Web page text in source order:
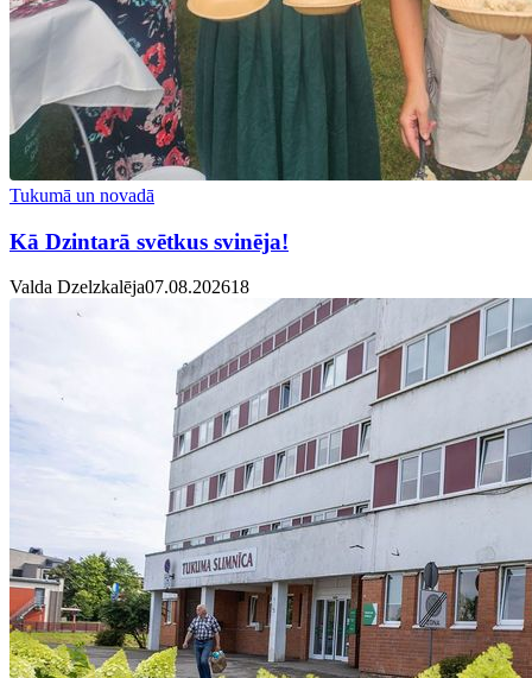
Tukumā un novadā
Kā Dzintarā svētkus svinēja!
Valda Dzelzkalēja07.08.202618